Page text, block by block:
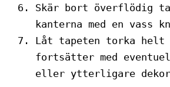
Skär bort överflödig
kanterna med en vass
Låt tapeten torka helt
fortsätter med
eller ytterligare